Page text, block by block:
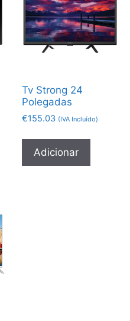
Tv Strong 24
Polegadas
€155.03 (IVA Incluído)
Adicionar